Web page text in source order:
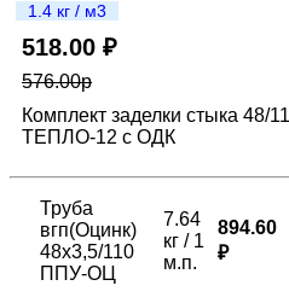
1.4 кг / м3
518.00 ₽
576.00р
Комплект заделки стыка
ТЕПЛО-12 с ОДК
Труба
вгп(Оцинк)
48х3,5/110
ППУ-ОЦ
7.64
кг / 1
м.п.
894.60
₽